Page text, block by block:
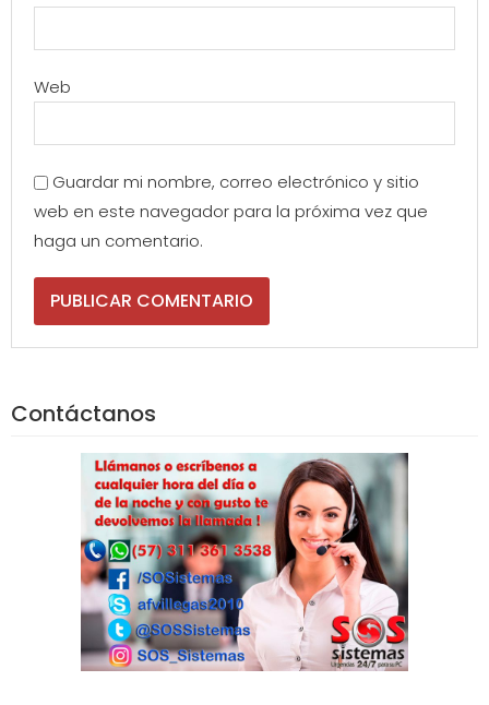
Web
Guardar mi nombre, correo electrónico y sitio
web en este navegador para la próxima vez que
haga un comentario.
Contáctanos